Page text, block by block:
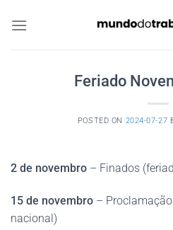
Feriado
POSTED ON 2024-07-27
2 de novembro – Finados
15 de novembro –
nacional)